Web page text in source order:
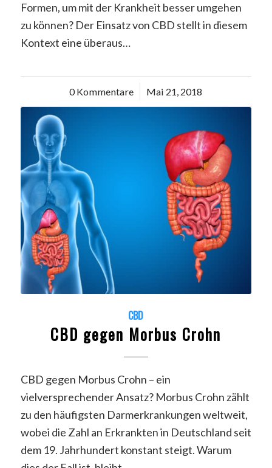
Formen, um mit der Krankheit besser umgehen
zu können? Der Einsatz von CBD stellt in diesem
Kontext eine überaus…
0 Kommentare
/ Mai 21, 2018
CBD
CBD gegen Morbus Crohn
CBD gegen Morbus Crohn – ein
vielversprechender Ansatz? Morbus Crohn zählt
zu den häufigsten Darmerkrankungen weltweit,
wobei die Zahl an Erkrankten in Deutschland seit
dem 19. Jahrhundert konstant steigt. Warum